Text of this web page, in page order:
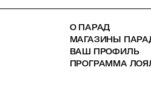
О ПАРАД
МАГАЗИНЫ
ВАШ ПРОФИЛЬ
ПРОГРАММА